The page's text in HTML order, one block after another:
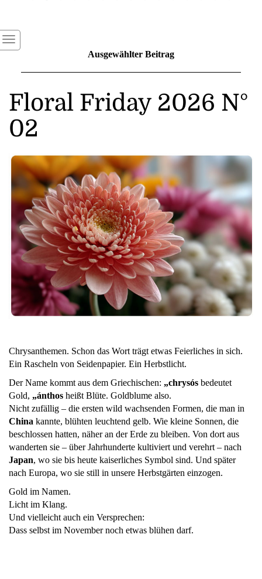
Ausgewählter Beitrag
Floral Friday 2026 N°
02
Chrysanthemen. Schon das Wort trägt etwas Feierliches in sich.
Ein Rascheln von Seidenpapier. Ein Herbstlicht.
Der Name kommt aus dem Griechischen: „chrysós bedeutet
Gold, „ánthos heißt Blüte. Goldblume also.
Nicht zufällig – die ersten wild wachsenden Formen, die man in
China kannte, blühten leuchtend gelb. Wie kleine Sonnen, die
beschlossen hatten, näher an der Erde zu bleiben. Von dort aus
wanderten sie – über Jahrhunderte kultiviert und verehrt – nach
Japan, wo sie bis heute kaiserliches Symbol sind. Und später
nach Europa, wo sie still in unsere Herbstgärten einzogen.
Gold im Namen.
Licht im Klang.
Und vielleicht auch ein Versprechen:
Dass selbst im November noch etwas blühen darf.